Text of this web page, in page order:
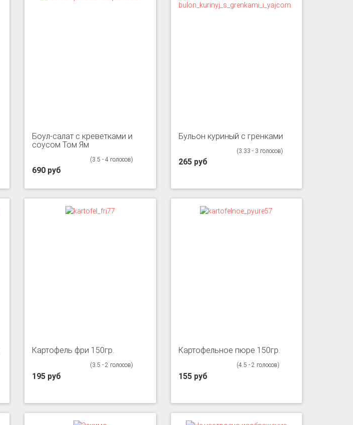
Боул-салат с креветками и
соусом Том Ям
(3.5 - 4 голосов)
690 руб
Бульон куриный с гренками
(3.33 - 3 голосов)
265 руб
Картофель фри 150гр.
(3.5 - 2 голосов)
195 руб
Картофельное пюре 150гр.
(4.5 - 2 голосов)
155 руб